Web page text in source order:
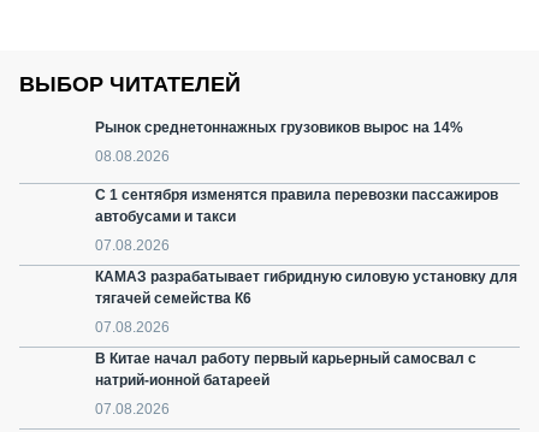
ВЫБОР ЧИТАТЕЛЕЙ
Рынок среднетоннажных грузовиков вырос на 14%
08.08.2026
С 1 сентября изменятся правила перевозки пассажиров
автобусами и такси
07.08.2026
КАМАЗ разрабатывает гибридную силовую установку для
тягачей семейства К6
07.08.2026
В Китае начал работу первый карьерный самосвал с
натрий-ионной батареей
07.08.2026